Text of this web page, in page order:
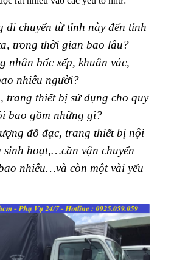
di chuyển từ tỉnh này đến tỉnh
trong thời gian bao lâu?
nhân bốc xếp, khuân vác,
nhiêu người?
trang thiết bị sử dụng cho quy
bao gồm những gì?
đồ đạc, trang thiết bị nội
sinh hoạt,…cần vận chuyển
nhiêu…và còn một vài yếu